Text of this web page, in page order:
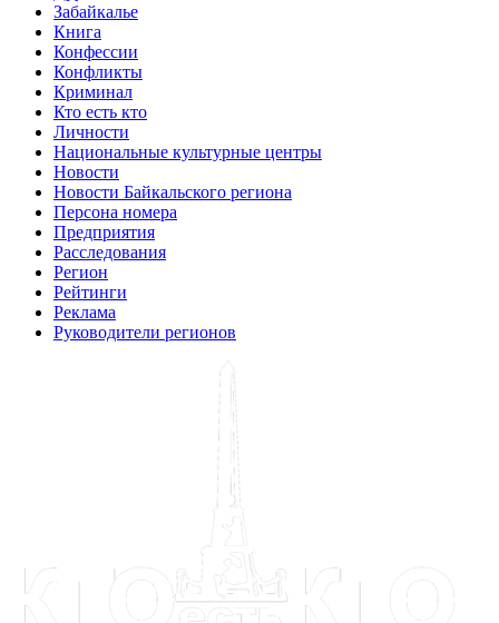
Забайкалье
Книга
Конфессии
Конфликты
Криминал
Кто есть кто
Личности
Национальные культурные центры
Новости
Новости Байкальского региона
Персона номера
Предприятия
Расследования
Регион
Рейтинги
Реклама
Руководители регионов